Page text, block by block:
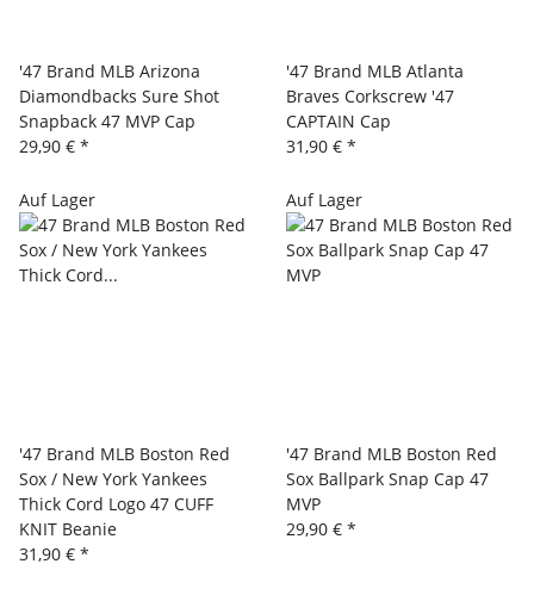
'47 Brand MLB Arizona
Diamondbacks Sure Shot
Snapback 47 MVP Cap
29,90 € *
'47 Brand MLB Atlanta
Braves Corkscrew '47
CAPTAIN Cap
31,90 € *
Auf Lager
'47 Brand MLB Boston Red
Sox / New York Yankees
Thick Cord Logo 47 CUFF
KNIT Beanie
31,90 € *
Auf Lager
'47 Brand MLB Boston Red
Sox Ballpark Snap Cap 47
MVP
29,90 € *